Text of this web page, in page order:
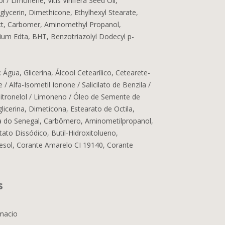
Dimethicone, Ethylhexyl Stearate,
Carbomer, Aminomethyl Propanol,
Edta, BHT, Benzotriazolyl Dodecyl p-
Água, Glicerina, Álcool Cetearílico, Cetearete-
/ Alfa-Isometil Ionone / Salicilato de Benzila /
/ Limoneno / Óleo de Semente de
Dimeticona, Estearato de Octila,
do Senegal, Carbômero, Aminometilpropanol,
Dissódico, Butil-Hidroxitolueno,
Corante Amarelo CI 19140, Corante